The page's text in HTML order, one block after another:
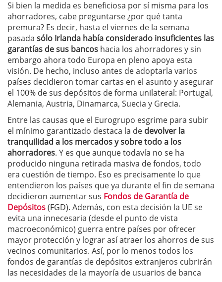
Si bien la medida es beneficiosa por sí misma para los
ahorradores, cabe preguntarse ¿por qué tanta
premura? Es decir, hasta el viernes de la semana
pasada sólo Irlanda había considerado insuficientes las
garantías de sus bancos hacia los ahorradores y sin
embargo ahora todo Europa en pleno apoya esta
visión. De hecho, incluso antes de adoptarla varios
países decidieron tomar cartas en el asunto y asegurar
el 100% de sus depósitos de forma unilateral: Portugal,
Alemania, Austria, Dinamarca, Suecia y Grecia.
Entre las causas que el Eurogrupo esgrime para subir
el mínimo garantizado destaca la de devolver la
tranquilidad a los mercados y sobre todo a los
ahorradores. Y es que aunque todavía no se ha
producido ninguna retirada masiva de fondos, todo
era cuestión de tiempo. Eso es precisamente lo que
entendieron los países que ya durante el fin de semana
decidieron aumentar sus Fondos de Garantía de
Depósitos(FGD). Además, con esta decisión la UE se
evita una innecesaria (desde el punto de vista
macroeconómico) guerra entre países por ofrecer
mayor protección y lograr así atraer los ahorros de sus
vecinos comunitarios. Así, por lo menos todos los
fondos de garantías de depósitos extranjeros cubrirán
las necesidades de la mayoría de usuarios de banca